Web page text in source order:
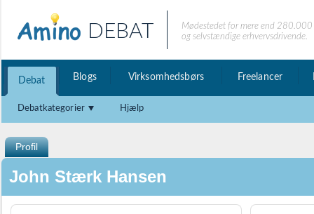
DEBAT
Mødestedet for mere end
og selvstændige erhvervsdrivende.
Debat Blogs Virksomhedsbørs Freelancer
Debatkategorier Hjælp
Profil
John Stærk Hansen